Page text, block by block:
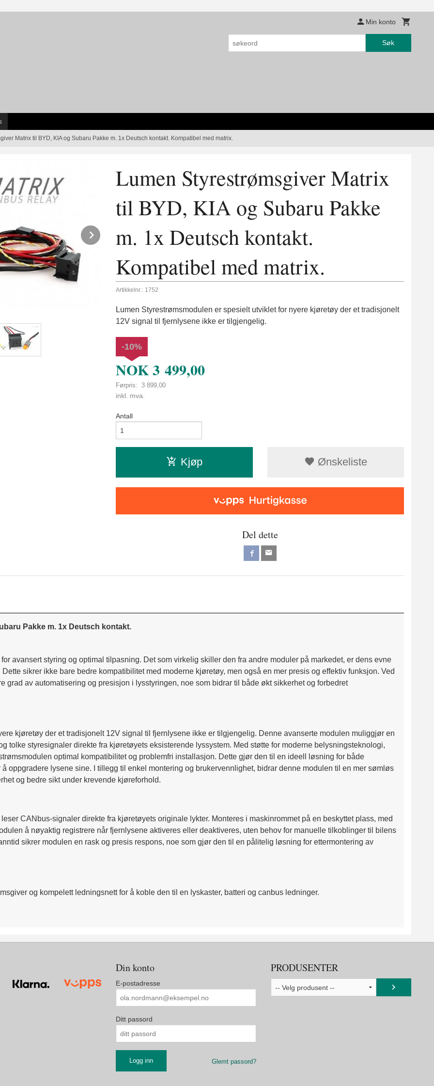
Min konto
Søk
Matrix til BYD, KIA og Subaru Pakke m. 1x Deutsch kontakt. Kompatibel med matrix.
Next
Lumen Styrestrømsgiver Matrix
til BYD, KIA og Subaru Pakke
m. 1x Deutsch kontakt.
Kompatibel med matrix.
Artikkelnr.: 1752
Lumen Styrestrømsmodulen er spesielt utviklet for nyere kjøretøy der et tradisjonelt
12V signal til fjernlysene ikke er tilgjengelig.
NOK3 499,00
Førpris: 3 899,00
Rabatt
-10%
inkl. mva.
Antall
Kjøp Ønskeliste
Del dette
Pakke m. 1x Deutsch kontakt.
avansert styring og optimal tilpasning. Det som virkelig skiller den fra andre moduler på markedet, er dens evne
sikrer ikke bare bedre kompatibilitet med moderne kjøretøy, men også en mer presis og effektiv funksjon. Ved
grad av automatisering og presisjon i lysstyringen, noe som bidrar til både økt sikkerhet og forbedret
kjøretøy der et tradisjonelt 12V signal til fjernlysene ikke er tilgjengelig. Denne avanserte modulen muliggjør en
tolke styresignaler direkte fra kjøretøyets eksisterende lyssystem. Med støtte for moderne belysningsteknologi,
optimal kompatibilitet og problemfri installasjon. Dette gjør den til en ideell løsning for både
oppgradere lysene sine. I tillegg til enkel montering og brukervennlighet, bidrar denne modulen til en mer sømløs
og bedre sikt under krevende kjøreforhold.
CANbus-signaler direkte fra kjøretøyets originale lykter. Monteres i maskinrommet på en beskyttet plass, med
å nøyaktig registrere når fjernlysene aktiveres eller deaktiveres, uten behov for manuelle tilkoblinger til bilens
sikrer modulen en rask og presis respons, noe som gjør den til en pålitelig løsning for ettermontering av
og kompelett ledningsnett for å koble den til en lyskaster, batteri og canbus ledninger.
Din konto
E-postadresse
Ditt passord
Glemt passord?
PRODUSENTER